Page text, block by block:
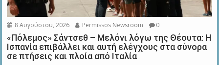
8 Αυγούστου, 2026 Permissos Newsroom 0
«Πόλεμος» Σάντσεθ – Μελόνι λόγω της Θέουτα: Η
Ισπανία επιβάλλει και αυτή ελέγχους στα σύνορα
σε πτήσεις και πλοία από Ιταλία